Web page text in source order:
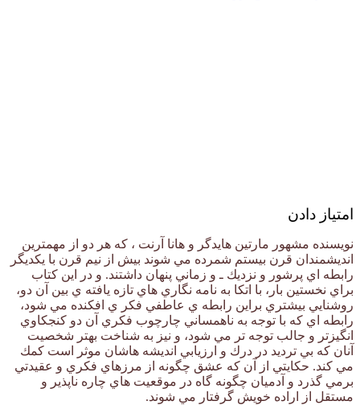
امتیاز دادن
نویسنده مشهور مارتين هايدگر و هانا آرنت ، كه هر دو از مهمترين
انديشمندان قرن بيستم شمرده مي شوند بيش از نيم قرن با يكديگر
رابطه اي پرشور و نزديك ـ و زماني پنهان داشتند. و در اين كتاب
براي نخستين بار، با اتكا به نامه نگاري هاي تازه يافته ي بين آن دو،
روشنايي بيشتري براين رابطه ي عاطفي فكر ي افكنده مي شود،
رابطه اي كه با توجه به ناهمساني چارچوب فكري آن دو كنجكاوي
انگيزتر و جالب توجه تر مي شود، و نيز به شناخت بهتر شخصيت
آنان كه بي ترديد در درك و ارزيابي انديشه هاشان موثر است كمك
مي كند. حكايتي از آن كه عشق چگونه از مرزهاي فكري و عقيدتي
برمي گذرد و آدميان چگونه گاه در موقعيت هاي چاره ناپذير و
مستقل از اراده خويش گرفتار مي شوند.